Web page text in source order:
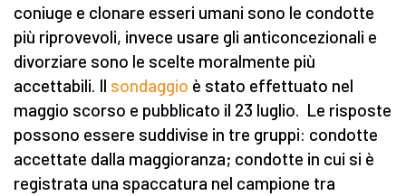
coniuge e clonare esseri umani sono le condotte
più riprovevoli, invece usare gli anticoncezionali e
divorziare sono le scelte moralmente più
accettabili. Il sondaggio è stato effettuato nel
maggio scorso e pubblicato il 23 luglio. Le risposte
possono essere suddivise in tre gruppi: condotte
accettate dalla maggioranza; condotte in cui si è
registrata una spaccatura nel campione tra